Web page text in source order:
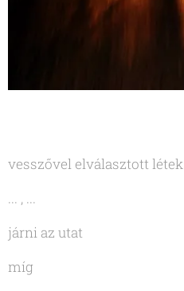
vesszővel elválasztott létek
... , ...
járni az utat
míg